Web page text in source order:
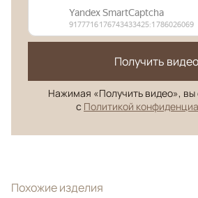
Получить видео
Нажимая «Получить видео», вы
с Политикой
Похожие изделия